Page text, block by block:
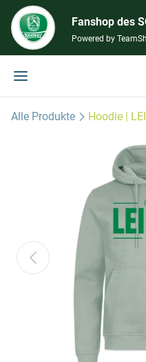
Fanshop des
Powered by
Alle Produkte Hoodie |